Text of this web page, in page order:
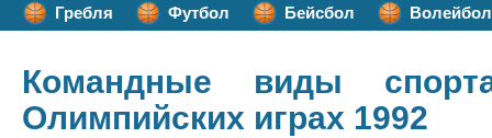
Гребля Футбол Бейсбол Волейбол
Командные виды
Олимпийских играх 1992